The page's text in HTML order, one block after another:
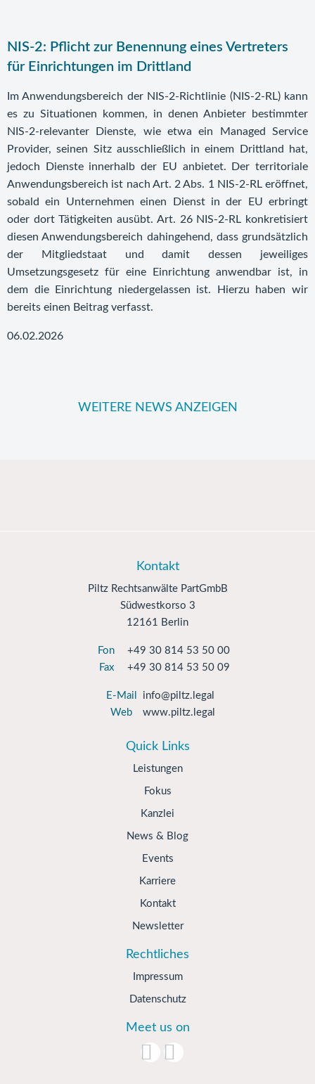
NIS-2: Pflicht zur Benennung eines Vertreters
für Einrichtungen im Drittland
Im Anwendungsbereich der NIS-2-Richtlinie (NIS-2-RL) kann
es zu Situationen kommen, in denen Anbieter bestimmter
NIS-2-relevanter Dienste, wie etwa ein Managed Service
Provider, seinen Sitz ausschließlich in einem Drittland hat,
jedoch Dienste innerhalb der EU anbietet. Der territoriale
Anwendungsbereich ist nach Art. 2 Abs. 1 NIS-2-RL eröffnet,
sobald ein Unternehmen einen Dienst in der EU erbringt
oder dort Tätigkeiten ausübt. Art. 26 NIS-2-RL konkretisiert
diesen Anwendungsbereich dahingehend, dass grundsätzlich
der Mitgliedstaat und damit dessen jeweiliges
Umsetzungsgesetz für eine Einrichtung anwendbar ist, in
dem die Einrichtung niedergelassen ist. Hierzu haben wir
bereits einen Beitrag verfasst.
06.02.2026
WEITERE NEWS ANZEIGEN
Kontakt
Piltz Rechtsanwälte PartGmbB
Südwestkorso 3
12161 Berlin
Fon
+49 30 814 53 50 00
Fax
+49 30 814 53 50 09
E-Mail
info@piltz.legal
Web
www.piltz.legal
Quick Links
Leistungen
Fokus
Kanzlei
News & Blog
Events
Karriere
Kontakt
Newsletter
Rechtliches
Impressum
Datenschutz
Meet us on